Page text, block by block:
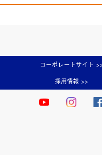
コーポレートサイト
採用情報 >>